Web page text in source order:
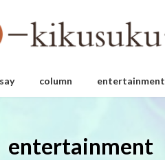
column entertainment
entertainment